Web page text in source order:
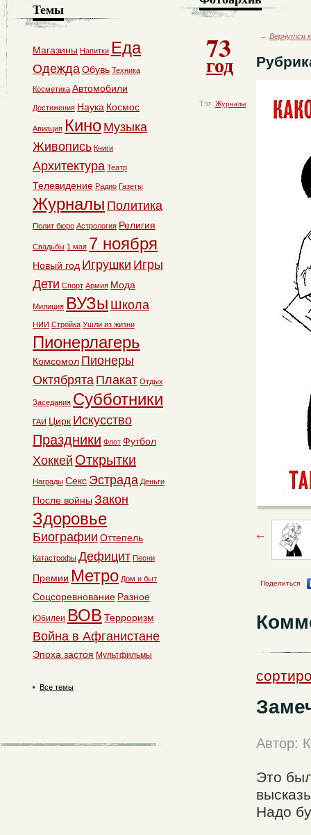
73
год
Тэг: Журналы
← Вернутся
Поделиться
Автор:
Это
Надо
Темы
Магазины Напитки Еда
ОдеждаОбувь Техника
Косметика Автомобили
Достижения Наука Космос
Авиация Кино Музыка
Живопись Книги
Архитектура Театр
Телевидение Радио Газеты
Журналы Политика
Полит бюро Астрология Религия
Свадьбы 1 мая 7 ноября
Новый год Игрушки Игры
Дети Спорт Армия Мода
Милиция ВУЗы Школа
НИИ Стройка Ушли из жизни
Пионерлагерь
Комсомол Пионеры
Октябрята Плакат Отдых
Заседания Субботники
ГАИ Цирк Искусство
Праздники Флот Футбол
Хоккей Открытки
Награды Секс Эстрада Деньги
После войны Закон
Здоровье
Биографии Оттепель
Катастрофы Дефицит Песни
Премии Метро Дом и быт
Соцсоревнование Разное
Юбилеи ВОВ Терроризм
Война в Афганистане
Эпоха застоя Мультфильмы
Все темы